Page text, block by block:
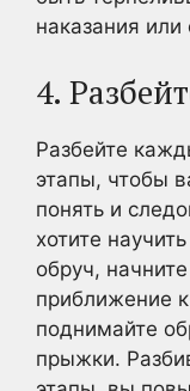
наказания или
4.
Разбейте
этапы, чтобы
понять и
хотите
обруч,
приближение
поднимайте
прыжки.